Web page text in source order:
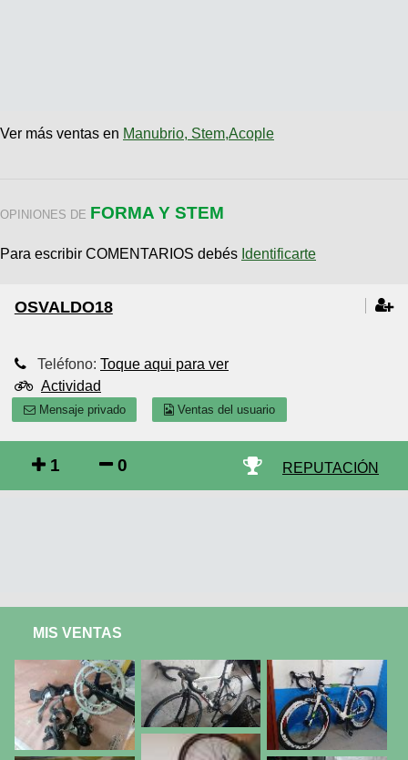
Ver más ventas en Manubrio, Stem,Acople
OPINIONES DE FORMA Y STEM
Para escribir COMENTARIOS debés Identificarte
OSVALDO18
Teléfono: Toque aqui para ver
Actividad
Mensaje privado Ventas del usuario
1 0 REPUTACIÓN
MIS VENTAS